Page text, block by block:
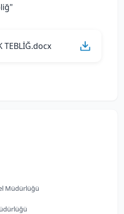
Müdürlüğü
TEBLİĞ.docx